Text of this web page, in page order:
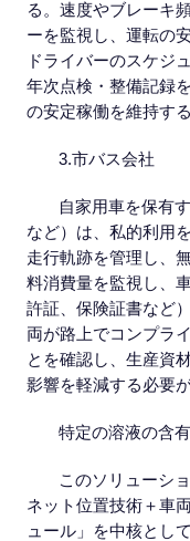
る。速度やブレーキ
ーを監視し、運転の
ドライバーのスケジ
年次点検・整備記録
の安定稼働を維持す
3.市バス会社
自家用車を保有
など）は、私的利用
走行軌跡を管理し、
料消費量を監視し、
許証、保険証書など
両が路上でコンプラ
とを確認し、生産資
影響を軽減する必要
特定の溶液の含
このソリューシ
ネット位置技術＋車
ュール」を中核とし